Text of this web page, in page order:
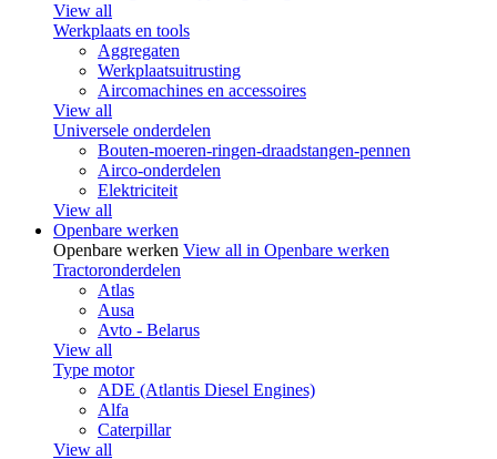
View all
Werkplaats en tools
Aggregaten
Werkplaatsuitrusting
Aircomachines en accessoires
View all
Universele onderdelen
Bouten-moeren-ringen-draadstangen-pennen
Airco-onderdelen
Elektriciteit
View all
Openbare werken
Openbare werken View all in Openbare werken
Tractoronderdelen
Atlas
Ausa
Avto - Belarus
View all
Type motor
ADE (Atlantis Diesel Engines)
Alfa
Caterpillar
View all